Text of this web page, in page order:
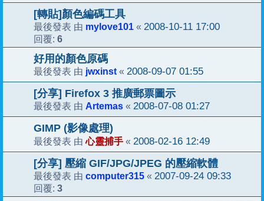
[轉貼]顏色編碼工具
最後發表 由 mylove101 « 2008-10-11 17:00
回覆: 6
好用的顏色原碼
最後發表 由 jwxinst « 2008-09-07 01:55
[分享] Firefox 3 推廣郵票圖示
最後發表 由 Artemas « 2008-07-08 01:27
GIMP (影像處理)
最後發表 由心靈捕手 « 2008-02-16 12:49
[分享] 壓縮 GIF/JPG/JPEG 的壓縮軟體
最後發表 由 computer315 « 2007-09-24 09:33
回覆: 3